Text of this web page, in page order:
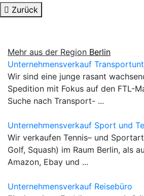
Zurück
Mehr aus der Region Berlin
Unternehmensverkauf
Wir sind eine junge rasant
Spedition mit Fokus auf den FTL-
Suche nach Transport- ...
Unternehmensverkauf Sport und
Wir verkaufen Tennis– und
Golf, Squash) im Raum Berlin, als
Amazon, Ebay und ...
Unternehmensverkauf Reisebüro